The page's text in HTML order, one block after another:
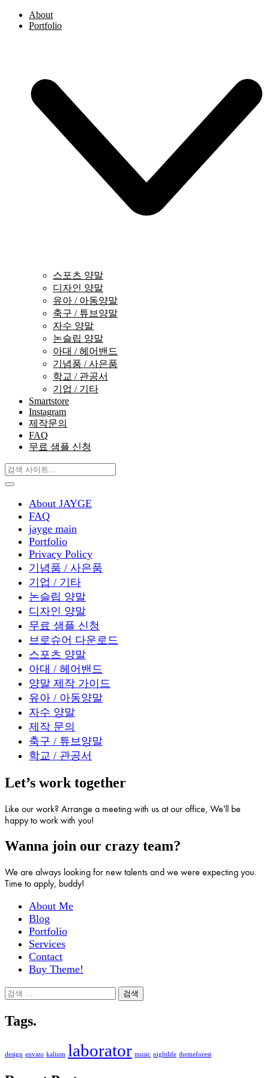
About
Portfolio
스포츠 양말
디자인 양말
유아 / 아동양말
축구 / 튜브양말
자수 양말
논슬립 양말
아대 / 헤어밴드
기념품 / 사은품
학교 / 관공서
기업 / 기타
Smartstore
Instagram
제작문의
FAQ
무료 샘플 신청
About JAYGE
FAQ
jayge main
Portfolio
Privacy Policy
기념품 / 사은품
기업 / 기타
논슬립 양말
디자인 양말
무료 샘플 신청
브로슈어 다운로드
스포츠 양말
아대 / 헤어밴드
양말 제작 가이드
유아 / 아동양말
자수 양말
제작 문의
축구 / 튜브양말
학교 / 관공서
Let’s work together
Like our work? Arrange a meeting with us at our office, We'll be
happy to work with you!
Wanna join our crazy team?
We are always looking for new talents and we were expecting you.
Time to apply, buddy!
About Me
Blog
Portfolio
Services
Contact
Buy Theme!
검
Tags.
design envato kalium laborator music nightlife themeforest